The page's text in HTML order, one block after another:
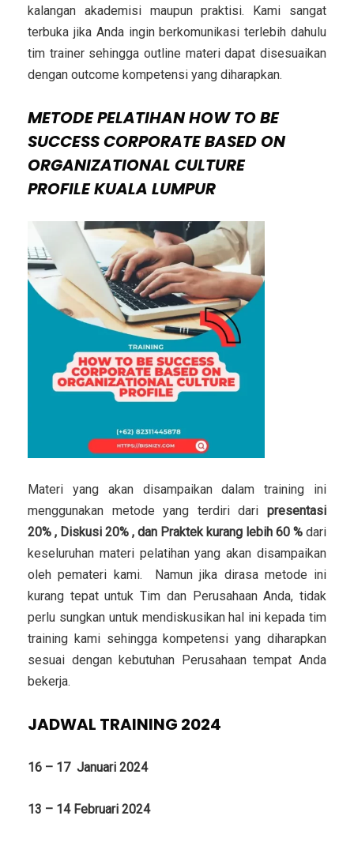
kalangan akademisi maupun praktisi. Kami sangat
terbuka jika Anda ingin berkomunikasi terlebih dahulu
tim trainer sehingga outline materi dapat disesuaikan
dengan outcome kompetensi yang diharapkan.
METODE PELATIHAN HOW TO BE
SUCCESS CORPORATE BASED ON
ORGANIZATIONAL CULTURE
PROFILEKUALA LUMPUR
Materi yang akan disampaikan dalam training ini
menggunakan metode yang terdiri dari presentasi
20% , Diskusi 20% , dan Praktek kurang lebih 60 % dari
keseluruhan materi pelatihan yang akan disampaikan
oleh pemateri kami. Namun jika dirasa metode ini
kurang tepat untuk Tim dan Perusahaan Anda, tidak
perlu sungkan untuk mendiskusikan hal ini kepada tim
training kami sehingga kompetensi yang diharapkan
sesuai dengan kebutuhan Perusahaan tempat Anda
bekerja.
JADWAL TRAINING 2024
16 – 17 Januari 2024
13 – 14 Februari 2024